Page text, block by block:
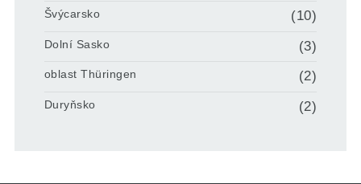
Švýcarsko (10)
Dolní Sasko (3)
oblast Thüringen (2)
Duryňsko (2)